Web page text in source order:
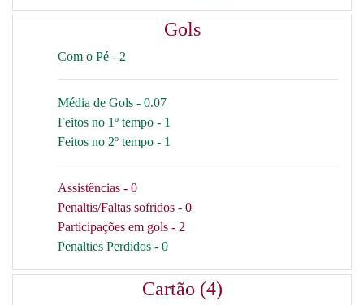
Gols
Com o Pé - 2
Média de Gols - 0.07
Feitos no 1º tempo - 1
Feitos no 2º tempo - 1
Assistências - 0
Penaltis/Faltas sofridos - 0
Participações em gols - 2
Penalties Perdidos - 0
Cartão (4)